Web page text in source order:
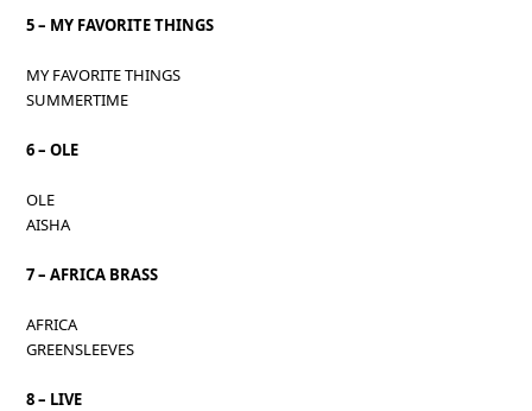
5 – MY FAVORITE THINGS
MY FAVORITE THINGS
SUMMERTIME
6 – OLE
OLE
AISHA
7 – AFRICA BRASS
AFRICA
GREENSLEEVES
8 – LIVE